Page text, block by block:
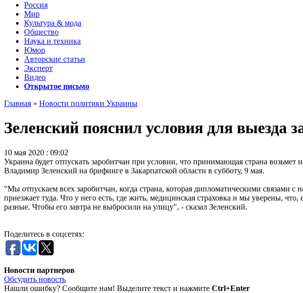
Россия
Мир
Культура & мода
Общество
Наука и техника
Юмор
Авторские статьи
Эксперт
Видео
Открытое письмо
Главная » Новости политики Украины
Зеленский пояснил условия для выезда
10 мая 2020 : 09:02
Украина будет отпускать заробитчан при условии, что принимающая страна
Владимир Зеленский на брифинге в Закарпатской области в субботу, 9 мая.
"Мы отпускаем всех заробитчан, когда страна, которая дипломатическими связами с
приезжает туда. Что у него есть, где жить, медицинская страховка и мы уверены,
разные. Чтобы его завтра не выбросили на улицу", - сказал Зеленский.
Поделитесь в соцсетях:
Новости партнеров
Обсудить новость
Нашли ошибку? Сообщите нам! Выделите текст и нажмите Ctrl+Enter